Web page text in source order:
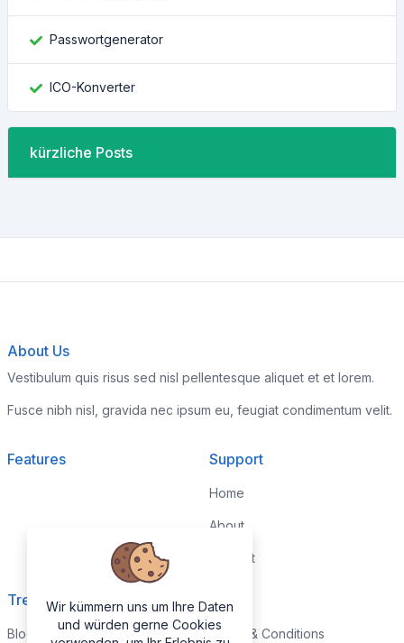
Passwortgenerator
ICO-Konverter
kürzliche Posts
About Us
Vestibulum quis risus sed nisl pellentesque aliquet et et lorem.
Fusce nibh nisl, gravida nec ipsum eu, feugiat condimentum velit.
Features Support
Home
About
Contact
Trending
Blog
Legal
Terms & Conditions
Wir kümmern uns um Ihre Daten
und würden gerne Cookies